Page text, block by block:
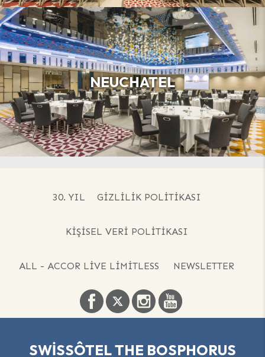
NEUCHATEL
30. YIL GIZLILIK POLITIKASI
KIŞISEL VERI POLITIKASI
ALL - ACCOR LIVE LIMITLESS NEWSLETTER
SWISSÔTEL THE BOSPHORUS